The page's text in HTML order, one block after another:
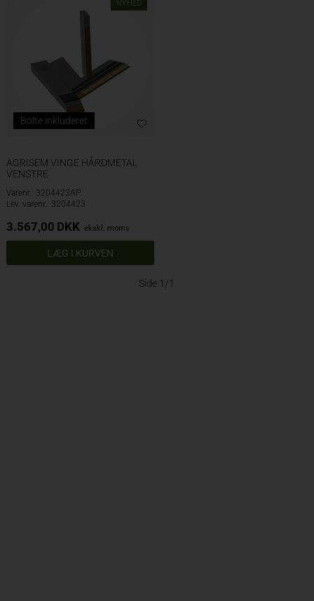
NYHED
Bolte inkluderet
AGRISEM VINGE HÅRDMETAL
VENSTRE
Varenr.: 3204423AP
Lev. varenr.: 3204423
3.567,00 DKK ekskl. moms
Side 1/1